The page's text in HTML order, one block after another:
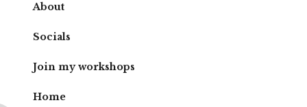
About
Socials
Join my workshops
Home